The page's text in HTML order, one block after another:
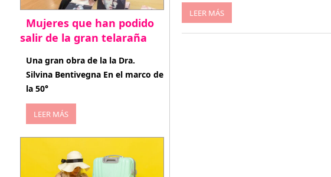
LEER MÁS
Mujeres que han podido
salir de la gran telaraña
abril 29, 2026
Una gran obra de la la Dra.
Silvina Bentivegna En el marco de
la 50°
LEER MÁS